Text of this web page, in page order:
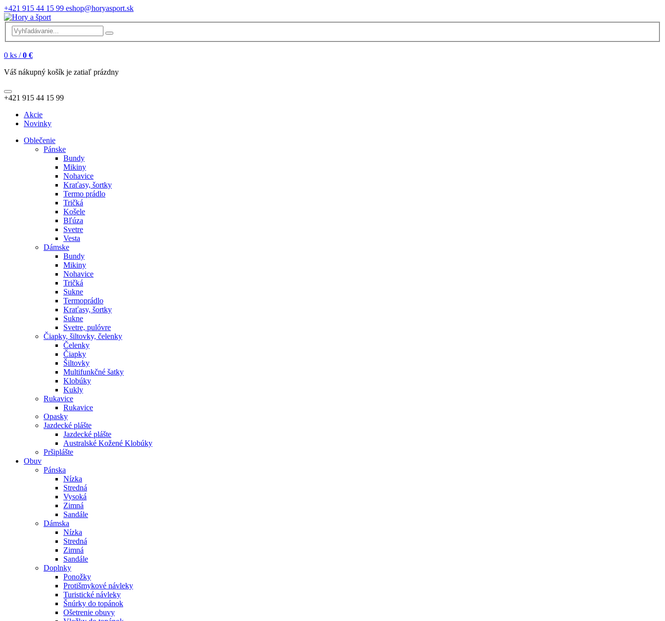
+421 915 44 15 99 eshop@horyasport.sk
0 ks / 0 €
Váš nákupný košík je zatiaľ prázdny
+421 915 44 15 99
Akcie
Novinky
Oblečenie
Pánske
Bundy
Mikiny
Nohavice
Kraťasy, šortky
Termo prádlo
Tričká
Košele
Bľúza
Svetre
Vesta
Dámske
Bundy
Mikiny
Nohavice
Tričká
Sukne
Termoprádlo
Kraťasy, šortky
Sukne
Svetre, pulóvre
Čiapky, šiltovky, čelenky
Čelenky
Čiapky
Šiltovky
Multifunkčné šatky
Klobúky
Kukly
Rukavice
Rukavice
Opasky
Jazdecké plášte
Jazdecké plášte
Australské Kožené Klobúky
Pršiplášte
Obuv
Pánska
Nízka
Stredná
Vysoká
Zimná
Sandále
Dámska
Nízka
Stredná
Zimná
Sandále
Doplnky
Ponožky
Protišmykové návleky
Turistické návleky
Šnúrky do topánok
Ošetrenie obuvy